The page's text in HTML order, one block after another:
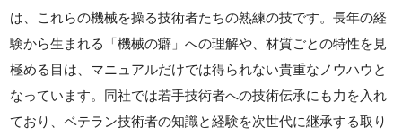
は、これらの機械を操る技術者たちの熟練の技です。長年の経
験から生まれる「機械の癖」への理解や、材質ごとの特性を見
極める目は、マニュアルだけでは得られない貴重なノウハウと
なっています。同社では若手技術者への技術伝承にも力を入れ
ており、ベテラン技術者の知識と経験を次世代に継承する取り